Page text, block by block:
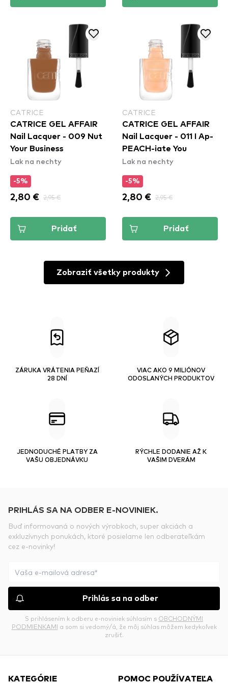
CATRICE
CATRICE GEL AFFAIR
Nail Lacquer - 009 Nut
Your Business
Lak na nechty
-5%
2,80 € 2,95 €
Pridať
CATRICE
CATRICE GEL AFFAIR
Nail Lacquer - 011 I Ap-
PEACH-iate You
Lak na nechty
-5%
2,80 € 2,95 €
Pridať
Zobraziť všetky produkty
ZÁRUKA VRÁTENIA PEŇAZÍ
28 DNÍ
VIAC AKO 9 MILIÓNOV
ODOSLANÝCH PRODUKTOV
JEDNODUCHÉ PLATBY ZA
VAŠU OBJEDNÁVKU
RÝCHLE DODANIE AŽ K
VAŠIM DVERÁM
PRIHLÁS SA NA ODBER E-NOVINIEK.
Buď informovaná o nových výrobkoch, super akciách a
exkluzívnych ponukách, ktoré posielame len odberateľkám
cez e-novinky!
Prihlás sa na odber
S prihlásením k odberu e-noviniek súhlasím s OBCHODNÝMI
PODMIENKAMI a som si vedomý/á, že môj súhlas môžem kedykoľvek
zrušiť.
KATEGÓRIE POMOC POUŽÍVATEĽA